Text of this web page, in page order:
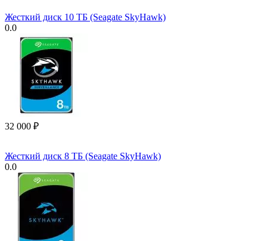
Жесткий диск 10 ТБ (Seagate SkyHawk)
0.0
32 000 ₽
Жесткий диск 8 ТБ (Seagate SkyHawk)
0.0